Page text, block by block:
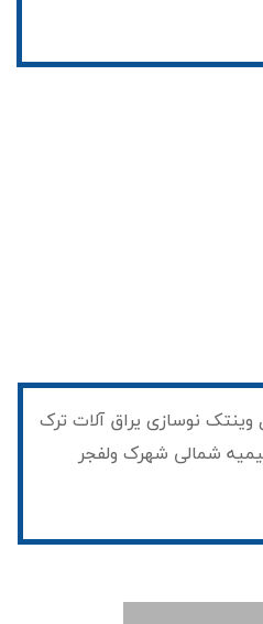
نوسازی یراق آلات ترک
شمالی شهرک ولفجر